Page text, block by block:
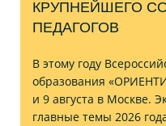
КРУПНЕЙШЕГО
ПЕДАГОГОВ
В этому году
образования
и 9 августа в Москве.
главные темы 2026